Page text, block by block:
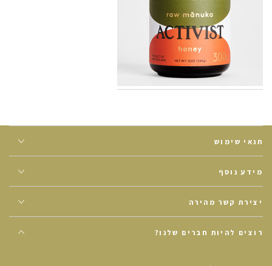
תנאי שימוש
מידע נוסף
יצירת קשר מהירה
רוצים להיות חברים שלנו?